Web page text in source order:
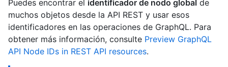
Puedes encontrar el identificador de nodo global de
muchos objetos desde la API REST y usar esos
identificadores en las operaciones de GraphQL. Para
obtener más información, consulte Preview GraphQL
API Node IDs in REST API resources.